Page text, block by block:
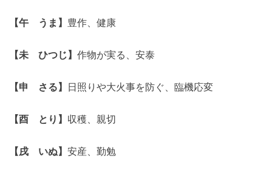
【午 うま】 豊作、健康
【未 ひつじ】 作物が実る、安泰
【申 さる】 日照りや大火事を防ぐ、臨機応変
【酉 とり】 収穫、親切
【戌 いぬ】 安産、勤勉